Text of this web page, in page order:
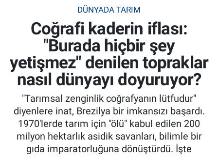
DÜNYADA TARIM
Coğrafi kaderin iflası:
"Burada hiçbir şey
yetişmez" denilen topraklar
nasıl dünyayı doyuruyor?
"Tarımsal zenginlik coğrafyanın lütfudur"
diyenlere inat, Brezilya bir imkansızı başardı.
1970'lerde tarım için "ölü" kabul edilen 200
milyon hektarlık asidik savanları, bilimle bir
gıda imparatorluğuna dönüştürdü. İşte
Tarımsal Destekler
Tarım Bakanlığı
TZOB
Tarım Kredi Kooperatifleri
Pankobirlik
Et fiyatları
Tüm Manşetler
Son Dakika Haberleri
Haber Arşivi